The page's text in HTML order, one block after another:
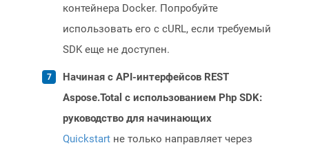
контейнера Docker. Попробуйте
использовать его с cURL, если требуемый
SDK еще не доступен.
Начиная с API-интерфейсов REST
Aspose.Total с использованием Php SDK:
руководство для начинающих
Quickstart не только направляет через